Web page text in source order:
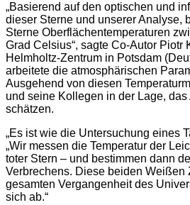
„Basierend auf den optischen und
dieser Sterne und unserer Analyse,
Sterne Oberflächentemperaturen
Grad Celsius“, sagte Co-Autor Piotr
Helmholtz-Zentrum in Potsdam
arbeitete die atmosphärischen
Ausgehend von diesen
und seine Kollegen in der Lage, das
schätzen.
„Es ist wie die Untersuchung eines
„Wir messen die Temperatur der
toter Stern – und bestimmen dann
Verbrechens. Diese beiden Weißen
gesamten Vergangenheit des
sich ab.“